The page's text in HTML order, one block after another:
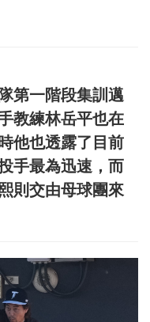
第一階段集訓邁
教練林岳平也在
他也透露了目前
手最為迅速，而
則交由母球團來